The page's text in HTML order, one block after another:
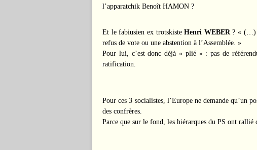
l’apparatchik Benoît HAMON ?
Et le fabiusien ex trotskisteHenri WEBER? « (…)
refus de vote ou une abstention à l’Assemblée. »
Pour lui, c’est donc déjà « plié » : pas de
ratification.
Pour ces 3 socialistes, l’Europe ne demande qu’un
des confrères.
Parce que sur le fond, les hiérarques du PS ont rallié